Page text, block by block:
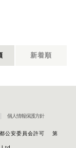
新着順
個人情報保護方針
都公安委員会許可 第